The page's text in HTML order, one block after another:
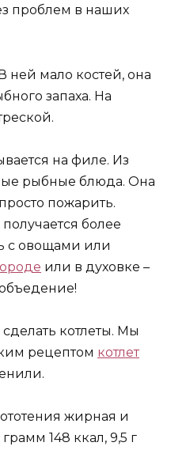
проблем в наших
ней мало костей, она
запаха. На
на филе. Из
рыбные блюда. Она
пожарить.
более
с овощами или
или в духовке –
котлеты. Мы
рецептом котлет
жирная и
148 ккал, 9,5 г